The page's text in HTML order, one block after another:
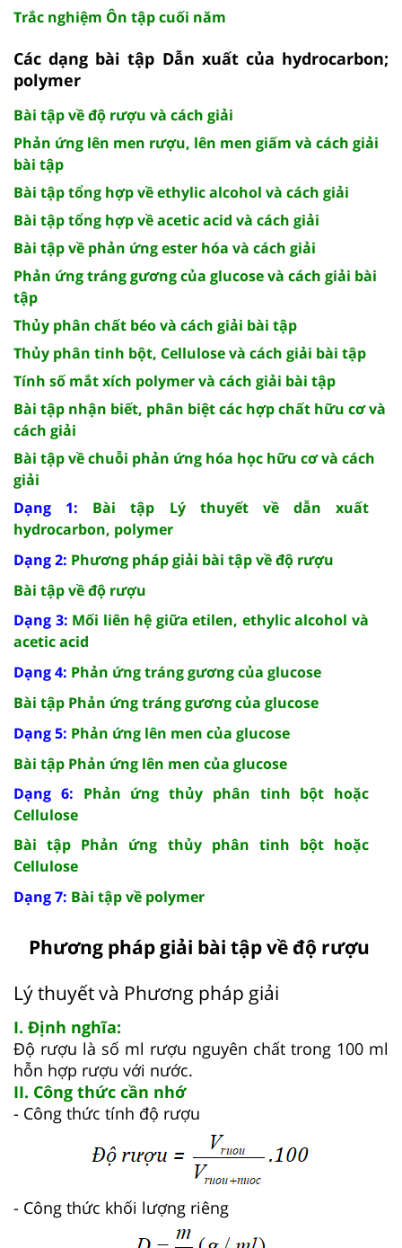
Trắc nghiệm Ôn tập cuối năm
Các dạng bài tập Dẫn xuất của hydrocarbon;
polymer
Bài tập về độ rượu và cách giải
Phản ứng lên men rượu, lên men giấm và cách giải
bài tập
Bài tập tổng hợp về ethylic alcohol và cách giải
Bài tập tổng hợp về acetic acid và cách giải
Bài tập về phản ứng ester hóa và cách giải
Phản ứng tráng gương của glucose và cách giải bài
tập
Thủy phân chất béo và cách giải bài tập
Thủy phân tinh bột, Cellulose và cách giải bài tập
Tính số mắt xích polymer và cách giải bài tập
Bài tập nhận biết, phân biệt các hợp chất hữu cơ và
cách giải
Bài tập về chuỗi phản ứng hóa học hữu cơ và cách
giải
Dạng 1:
Bài tập Lý thuyết về dẫn xuất
hydrocarbon, polymer
Dạng 2: Phương pháp giải bài tập về độ rượu
Bài tập về độ rượu
Dạng 3: Mối liên hệ giữa etilen, ethylic alcohol và
acetic acid
Dạng 4: Phản ứng tráng gương của glucose
Bài tập Phản ứng tráng gương của glucose
Dạng 5: Phản ứng lên men của glucose
Bài tập Phản ứng lên men của glucose
Dạng 6: Phản ứng thủy phân tinh bột hoặc
Cellulose
Bài tập Phản ứng thủy phân tinh bột hoặc
Cellulose
Dạng 7: Bài tập về polymer
Phương pháp giải bài tập về độ rượu
Lý thuyết và Phương pháp giải
I. Định nghĩa:
Độ rượu là số ml rượu nguyên chất trong 100 ml
hỗn hợp rượu với nước.
II. Công thức cần nhớ
- Công thức tính độ rượu
- Công thức khối lượng riêng